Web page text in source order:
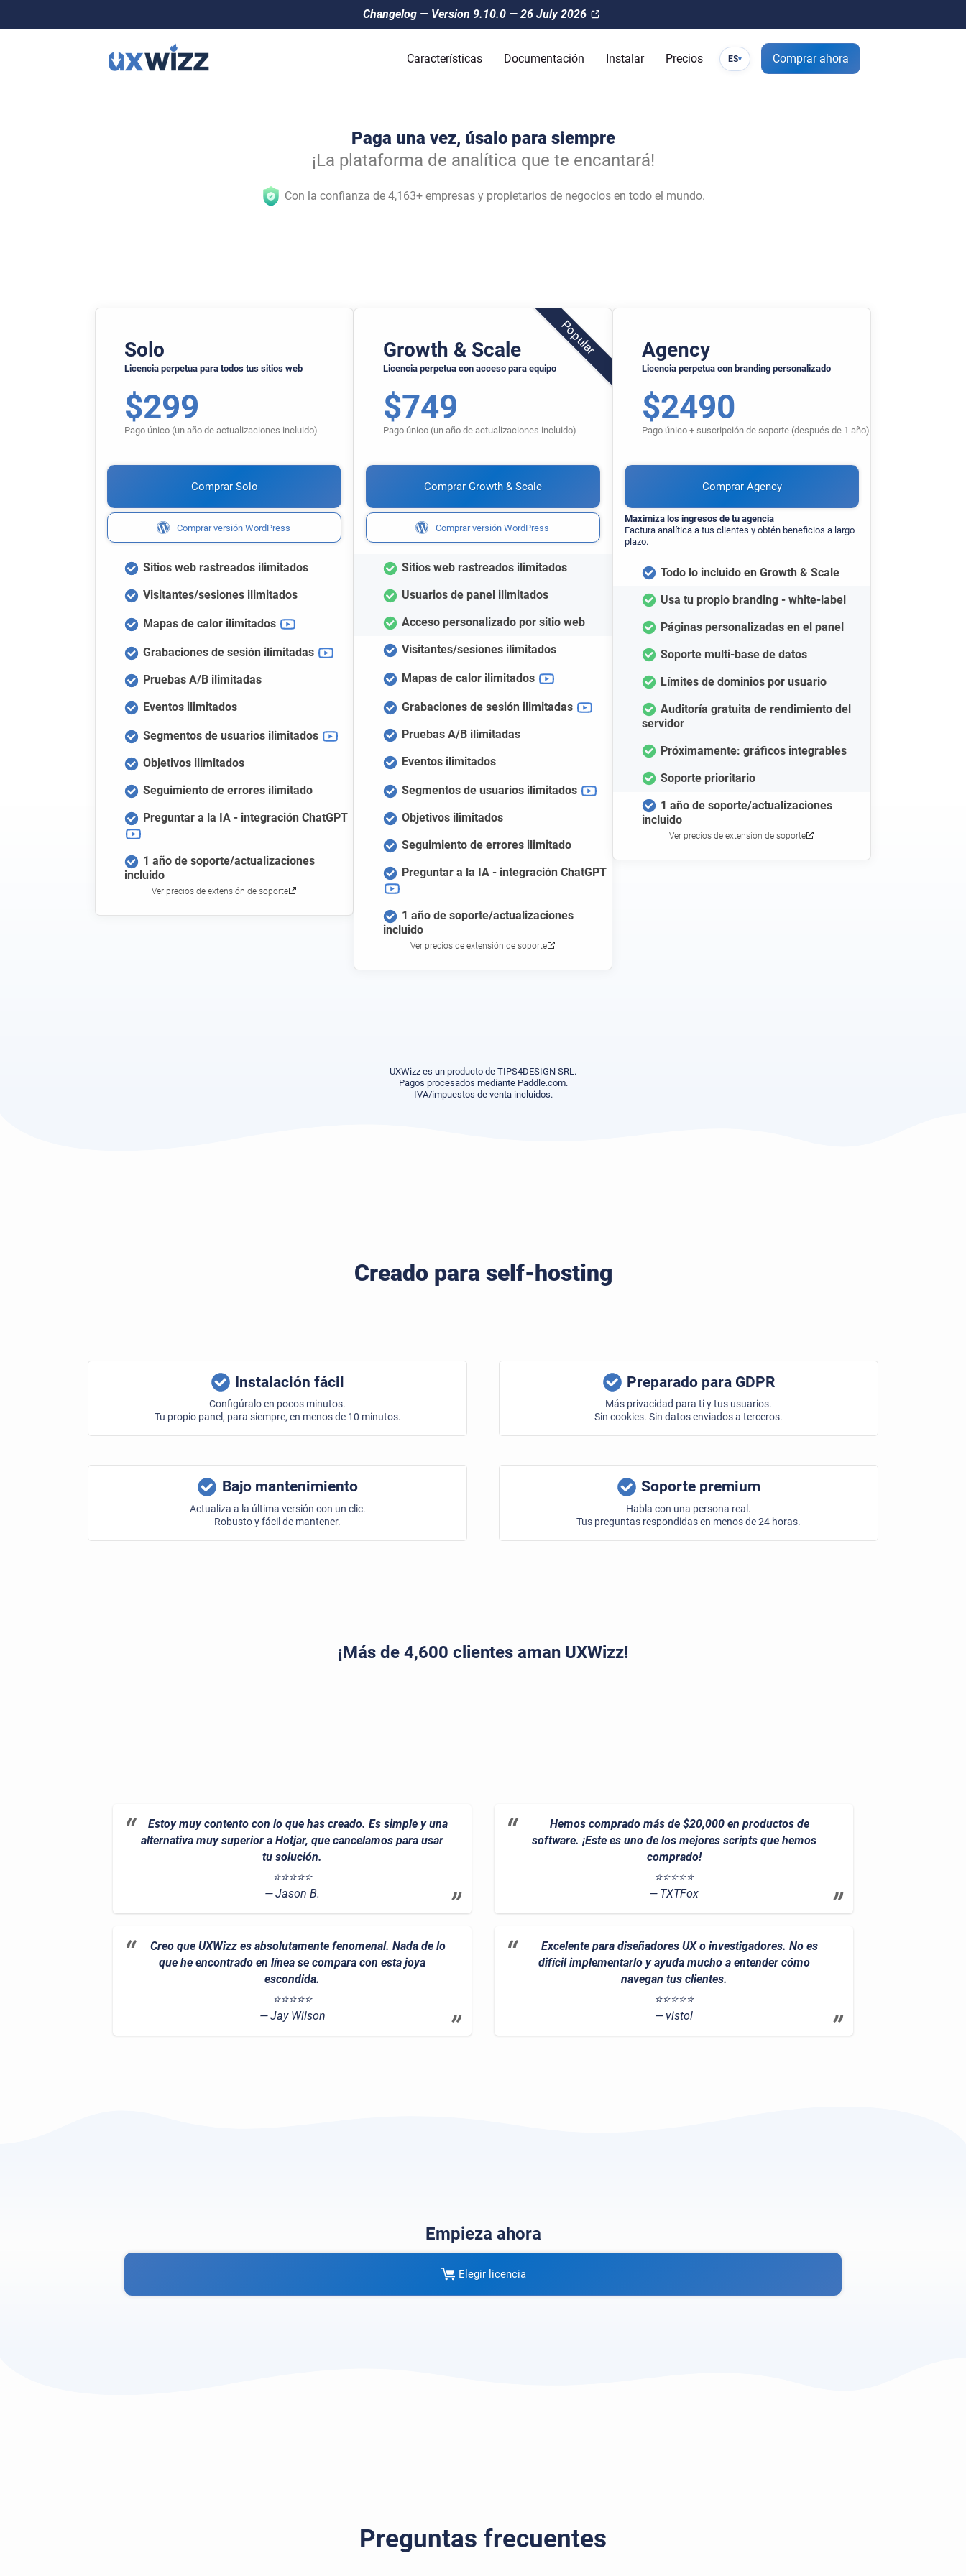
Changelog — Version 9.10.0 — 26 July 2026
Características Documentación Instalar Precios ES▾ Comprar ahora
Paga una vez, úsalo para siempre
¡La plataforma de analítica que te encantará!
Con la confianza de 4,163+ empresas y propietarios de negocios en todo el mundo.
Solo
Licencia perpetua para todos tus sitios web
$299
Pago único (un año de actualizaciones incluido)
Comprar Solo
Comprar versión WordPress
Sitios web rastreados ilimitados
Visitantes/sesiones ilimitados
Mapas de calor ilimitados
Grabaciones de sesión ilimitadas
Pruebas A/B ilimitadas
Eventos ilimitados
Segmentos de usuarios ilimitados
Objetivos ilimitados
Seguimiento de errores ilimitado
Preguntar a la IA - integración ChatGPT
1 año de soporte/actualizaciones
incluido
Ver precios de extensión de soporte
Growth & Scale
Licencia perpetua con acceso para equipo
$749
Pago único (un año de actualizaciones incluido)
Comprar Growth & Scale
Comprar versión WordPress
Sitios web rastreados ilimitados
Usuarios de panel ilimitados
Acceso personalizado por sitio web
Visitantes/sesiones ilimitados
Mapas de calor ilimitados
Grabaciones de sesión ilimitadas
Pruebas A/B ilimitadas
Eventos ilimitados
Segmentos de usuarios ilimitados
Objetivos ilimitados
Seguimiento de errores ilimitado
Preguntar a la IA - integración ChatGPT
1 año de soporte/actualizaciones
incluido
Ver precios de extensión de soporte
Agency
Licencia perpetua con branding personalizado
$2490
Pago único + suscripción de soporte (después de 1 año)
Comprar Agency
Maximiza los ingresos de tu agencia
Factura analítica a tus clientes y obtén beneficios a largo
plazo.
Todo lo incluido en Growth & Scale
Usa tu propio branding - white-label
Páginas personalizadas en el panel
Soporte multi-base de datos
Límites de dominios por usuario
Auditoría gratuita de rendimiento del
servidor
Próximamente: gráficos integrables
Soporte prioritario
1 año de soporte/actualizaciones
incluido
Ver precios de extensión de soporte
UXWizz es un producto de TIPS4DESIGN SRL.
Pagos procesados mediante Paddle.com.
IVA/impuestos de venta incluidos.
Creado para self-hosting
Instalación fácil
Configúralo en pocos minutos.
Tu propio panel, para siempre, en menos de 10 minutos.
Preparado para GDPR
Más privacidad para ti y tus usuarios.
Sin cookies. Sin datos enviados a terceros.
Bajo mantenimiento
Actualiza a la última versión con un clic.
Robusto y fácil de mantener.
Soporte premium
Habla con una persona real.
Tus preguntas respondidas en menos de 24 horas.
¡Más de 4,600 clientes aman UXWizz!
Estoy muy contento con lo que has creado. Es simple y una
alternativa muy superior a Hotjar, que cancelamos para usar
tu solución.
⭐⭐⭐⭐⭐
Jason B.
Hemos comprado más de $20,000 en productos de
software. ¡Este es uno de los mejores scripts que hemos
comprado!
⭐⭐⭐⭐⭐
TXTFox
Creo que UXWizz es absolutamente fenomenal. Nada de lo
que he encontrado en línea se compara con esta joya
escondida.
⭐⭐⭐⭐⭐
Jay Wilson
Excelente para diseñadores UX o investigadores. No es
difícil implementarlo y ayuda mucho a entender cómo
navegan tus clientes.
⭐⭐⭐⭐⭐
vistol
Empieza ahora
Elegir licencia
Preguntas frecuentes